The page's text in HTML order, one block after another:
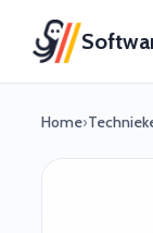
Home›